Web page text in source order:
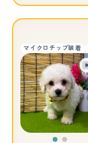
マイクロチップ装着